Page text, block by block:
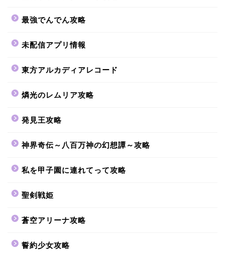
最強でんでん攻略
未配信アプリ情報
東方アルカディアレコード
燐光のレムリア攻略
発見王攻略
神界奇伝～八百万神の幻想譚～攻略
私を甲子園に連れてって攻略
聖剣戦姫
蒼空アリーナ攻略
誓約少女攻略